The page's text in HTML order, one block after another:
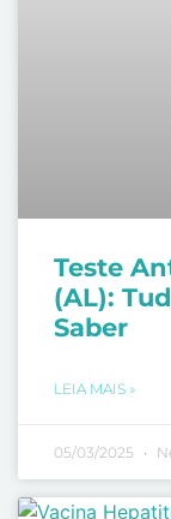
Teste
(AL):
Saber
LEIA MAIS »
05/03/2025